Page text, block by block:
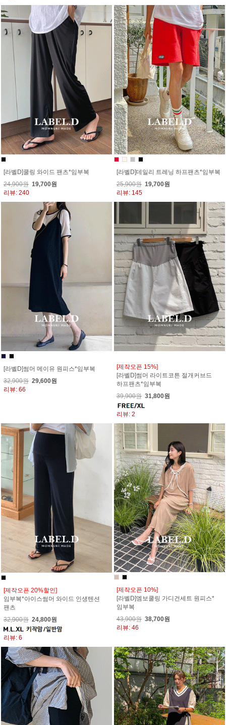
[라벨D]쿨링 와이드 팬츠*임부복
24,900원 19,700원
리뷰: 240
[라벨D]데일리 트레닝 하프팬츠*임부복
25,900원 19,700원
리뷰: 145
[라벨D]썸머 메이유 원피스*임부복
32,900원 29,600원
리뷰: 66
[제작오픈 15%]
[라벨D]썸머 라이트코튼 절개커브드
하프팬츠*임부복
39,900원 31,800원
리뷰: 2
[제작오픈 20%할인]
임부복*아이스썸머 와이드 인생텐션
팬츠
32,900원 24,800원
리뷰: 6
[제작오픈 10%]
[라벨D]엠보쿨링 가디건세트 원피스*
임부복
43,900원 38,700원
리뷰: 46